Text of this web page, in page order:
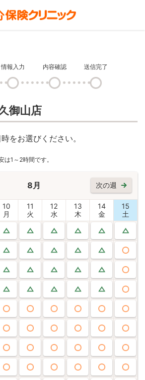
情報入力 内容確認 送信完了
御山店
をお選びください。
は1～2時間です。
次の週
8月
10
月
11
火
12
水
13
木
14
金
15
土